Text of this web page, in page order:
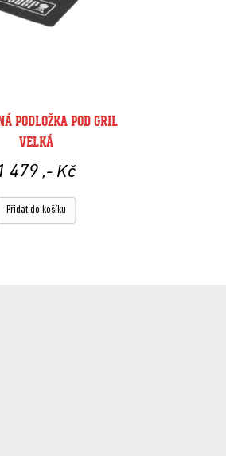
PODLOŽKA POD GRIL
VELKÁ
1 479 ,- Kč
Přidat do košíku